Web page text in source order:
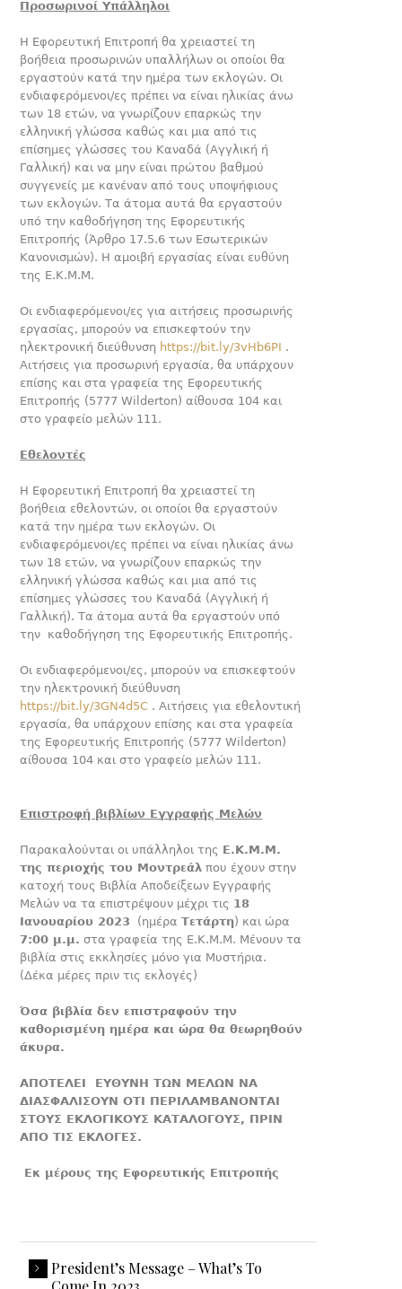
Προσωρινοί Υπάλληλοι
Η Εφορευτική Επιτροπή θα χρειαστεί τη
βοήθεια προσωρινών υπαλλήλων οι οποίοι θα
εργαστούν κατά την ημέρα των εκλογών. Οι
ενδιαφερόμενοι/ες πρέπει να είναι ηλικίας άνω
των 18 ετών, να γνωρίζουν επαρκώς την
ελληνική γλώσσα καθώς και μια από τις
επίσημες γλώσσες του Καναδά (Αγγλική ή
Γαλλική) και να μην είναι πρώτου βαθμού
συγγενείς με κανέναν από τους υποψήφιους
των εκλογών. Τα άτομα αυτά θα εργαστούν
υπό την καθοδήγηση της Εφορευτικής
Επιτροπής (Άρθρο 17.5.6 των Εσωτερικών
Κανονισμών). Η αμοιβή εργασίας είναι ευθύνη
της Ε.Κ.Μ.Μ.
Οι ενδιαφερόμενοι/ες για αιτήσεις προσωρινής
εργασίας, μπορούν να επισκεφτούν την
ηλεκτρονική διεύθυνση https://bit.ly/3vHb6PI .
Αιτήσεις για προσωρινή εργασία, θα υπάρχουν
επίσης και στα γραφεία της Εφορευτικής
Επιτροπής (5777 Wilderton) αίθουσα 104 και
στο γραφείο μελών 111.
Εθελοντές
Η Εφορευτική Επιτροπή θα χρειαστεί τη
βοήθεια εθελοντών, οι οποίοι θα εργαστούν
κατά την ημέρα των εκλογών. Οι
ενδιαφερόμενοι/ες πρέπει να είναι ηλικίας άνω
των 18 ετών, να γνωρίζουν επαρκώς την
ελληνική γλώσσα καθώς και μια από τις
επίσημες γλώσσες του Καναδά (Αγγλική ή
Γαλλική). Τα άτομα αυτά θα εργαστούν υπό
την καθοδήγηση της Εφορευτικής Επιτροπής.
Οι ενδιαφερόμενοι/ες, μπορούν να επισκεφτούν
την ηλεκτρονική διεύθυνση
https://bit.ly/3GN4d5C . Αιτήσεις για εθελοντική
εργασία, θα υπάρχουν επίσης και στα γραφεία
της Εφορευτικής Επιτροπής (5777 Wilderton)
αίθουσα 104 και στο γραφείο μελών 111.
Επιστροφή βιβλίων Εγγραφής Μελών
Παρακαλούνται οι υπάλληλοι της Ε.Κ.Μ.Μ.
της περιοχής του Μοντρεάλ που έχουν στην
κατοχή τους Βιβλία Αποδείξεων Εγγραφής
Μελών να τα επιστρέψουν μέχρι τις 18
Ιανουαρίου 2023 (ημέραΤετάρτη) και ώρα
7:00 μ.μ. στα γραφεία της Ε.Κ.Μ.Μ. Μένουν τα
βιβλία στις εκκλησίες μόνο για Μυστήρια.
(Δέκα μέρες πριν τις εκλογές)
Όσα βιβλία δεν επιστραφούν την
καθορισμένη ημέρα και ώρα θα θεωρηθούν
άκυρα.
ΑΠΟΤΕΛΕΙ ΕΥΘΥΝΗ ΤΩΝ ΜΕΛΩΝ ΝΑ
ΔΙΑΣΦΑΛΙΣΟΥΝ ΟΤΙ ΠΕΡΙΛΑΜΒΑΝΟΝΤΑΙ
ΣΤΟΥΣ ΕΚΛΟΓΙΚΟΥΣ ΚΑΤΑΛΟΓΟΥΣ, ΠΡΙΝ
ΑΠΟ ΤΙΣ ΕΚΛΟΓΕΣ.
Εκ μέρους της Εφορευτικής Επιτροπής
President’s Message – What’s To